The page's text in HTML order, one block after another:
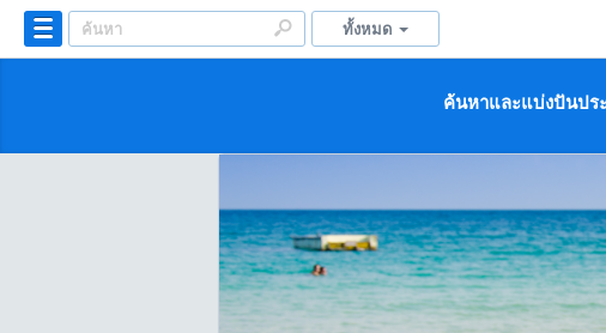
ทั้งหมด
ค้นหาและแบ่งปันปร